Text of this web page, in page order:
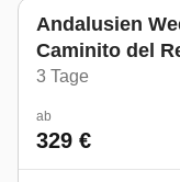
Andalusien
Caminito del
3 Tage
ab
329 €